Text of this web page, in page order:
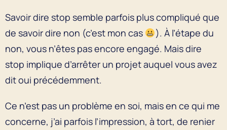
Savoir dire stop semble parfois plus compliqué que
de savoir dire non (c’est mon cas
). À l’étape du
non, vous n’êtes pas encore engagé. Mais dire
stop implique d’arrêter un projet auquel vous avez
dit oui précédemment.
Ce n’est pas un problème en soi, mais en ce qui me
concerne, j’ai parfois l’impression, à tort, de renier